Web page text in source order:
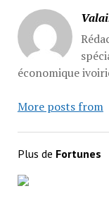
économique
More posts from
Plus de Fortunes